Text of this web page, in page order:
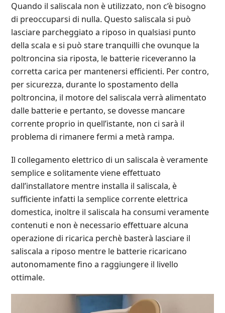
Quando il saliscala non è utilizzato, non c’è bisogno
di preoccuparsi di nulla. Questo saliscala si può
lasciare parcheggiato a riposo in qualsiasi punto
della scala e si può stare tranquilli che ovunque la
poltroncina sia riposta, le batterie riceveranno la
corretta carica per mantenersi efficienti. Per contro,
per sicurezza, durante lo spostamento della
poltroncina, il motore del saliscala verrà alimentato
dalle batterie e pertanto, se dovesse mancare
corrente proprio in quell’istante, non ci sarà il
problema di rimanere fermi a metà rampa.
Il collegamento elettrico di un saliscala è veramente
semplice e solitamente viene effettuato
dall’installatore mentre installa il saliscala, è
sufficiente infatti la semplice corrente elettrica
domestica, inoltre il saliscala ha consumi veramente
contenuti e non è necessario effettuare alcuna
operazione di ricarica perchè basterà lasciare il
saliscala a riposo mentre le batterie ricaricano
autonomamente fino a raggiungere il livello
ottimale.